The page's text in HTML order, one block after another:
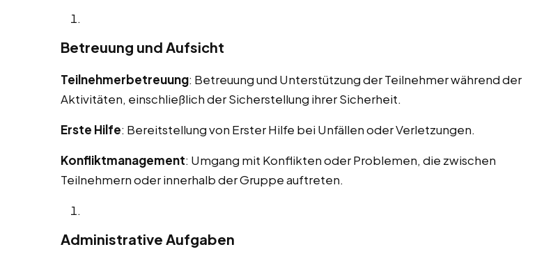
Betreuung und Aufsicht
Teilnehmerbetreuung: Betreuung und Unterstützung der Teilnehmer während der
Aktivitäten, einschließlich der Sicherstellung ihrer Sicherheit.
Erste Hilfe: Bereitstellung von Erster Hilfe bei Unfällen oder Verletzungen.
Konfliktmanagement: Umgang mit Konflikten oder Problemen, die zwischen
Teilnehmern oder innerhalb der Gruppe auftreten.
Administrative Aufgaben